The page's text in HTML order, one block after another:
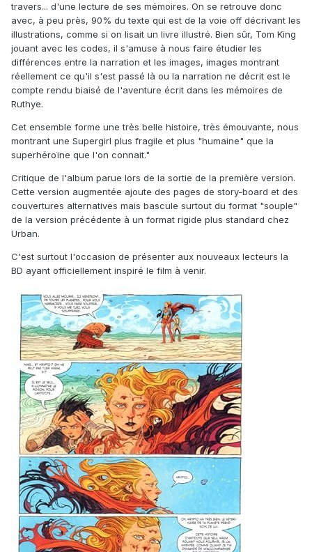
travers... d'une lecture de ses mémoires. On se retrouve donc
avec, à peu près, 90% du texte qui est de la voie off décrivant les
illustrations, comme si on lisait un livre illustré. Bien sûr, Tom King
jouant avec les codes, il s'amuse à nous faire étudier les
différences entre la narration et les images, images montrant
réellement ce qu'il s'est passé là ou la narration ne décrit est le
compte rendu biaisé de l'aventure écrit dans les mémoires de
Ruthye.
Cet ensemble forme une très belle histoire, très émouvante, nous
montrant une Supergirl plus fragile et plus "humaine" que la
superhéroïne que l'on connait."
Critique de l'album parue lors de la sortie de la première version.
Cette version augmentée ajoute des pages de story-board et des
couvertures alternatives mais bascule surtout du format "souple"
de la version précédente à un format rigide plus standard chez
Urban.
C'est surtout l'occasion de présenter aux nouveaux lecteurs la
BD ayant officiellement inspiré le film à venir.